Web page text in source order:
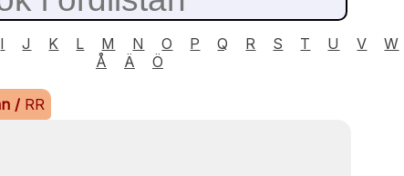
I J K L M N O P Q R S T U V W
Å
Ä Ö
/ RR